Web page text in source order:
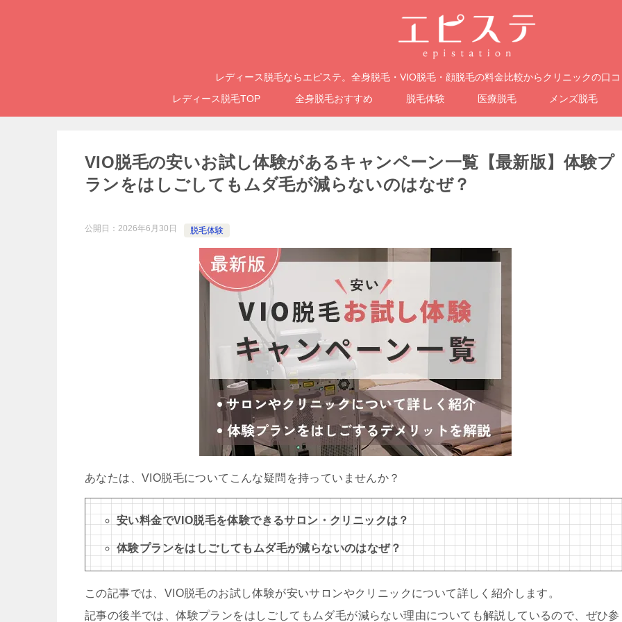
レディース脱毛ならエピステ。全身脱毛・VIO脱毛・顔脱毛の料金比較からクリニックの口
レディース脱毛TOP
全身脱毛おすすめ 脱毛体験 医療脱毛 メンズ脱毛
VIO脱毛の安いお試し体験があるキャンペーン一覧【最新版】体験プ
ランをはしごしてもムダ毛が減らないのはなぜ？
公開日： 2026年6月30日 脱毛体験
あなたは、VIO脱毛についてこんな疑問を持っていませんか？
安い料金でVIO脱毛を体験できるサロン・クリニックは？
体験プランをはしごしてもムダ毛が減らないのはなぜ？
この記事では、VIO脱毛のお試し体験が安いサロンやクリニックについて詳しく紹介します。
記事の後半では、体験プランをはしごしてもムダ毛が減らない理由についても解説しているので、ぜひ参